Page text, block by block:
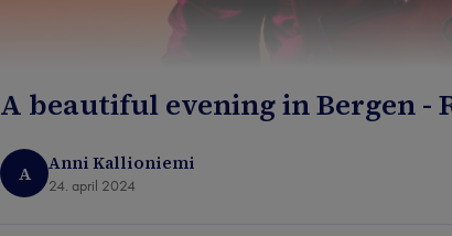
A beautiful evening in Bergen -
A Anni Kallioniemi
24. april 2024